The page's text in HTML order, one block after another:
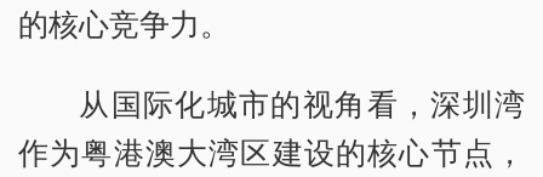
的核心竞争力。
从国际化城市的视角看，深圳湾
作为粤港澳大湾区建设的核心节点，